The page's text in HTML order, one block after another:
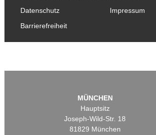
Datenschutz
Impressum
Barrierefreiheit
MÜNCHEN
Hauptsitz
Joseph-Wild-Str. 18
81829 München